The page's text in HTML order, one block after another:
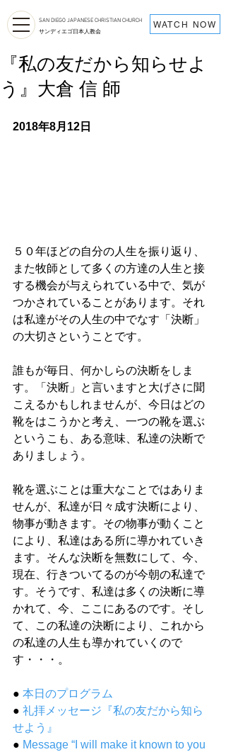
SAN DIEGO JAPANESE CHRISTIAN CHURCH
サンディエゴ日本人教会
WATCH NOW
『私の友だから知らせよ
う』大倉 信 師
2018年8月12日
５０年ほどの自分の人生を振り返り、
また牧師として多くの方達の人生と接
する機会が与えられている中で、気が
つかされていることがあります。それ
は私達がその人生の中でなす「決断」
の大切さということです。
誰もが毎日、何かしらの決断をしま
す。「決断」と言いますと大げさに聞
こえるかもしれませんが、今日はどの
靴をはこうかと考え、一つの靴を選ぶ
というこも、ある意味、私達の決断で
ありましょう。
靴を選ぶことは重大なことではありま
せんが、私達が日々成す決断により、
物事が動きます。その物事が動くこと
により、私達はある所に導かれていき
ます。そんな決断を無数にして、今、
現在、行きついてるのが今朝の私達で
す。そうです、私達は多くの決断に導
かれて、今、ここにあるのです。そし
て、この私達の決断により、これから
の私達の人生も導かれていくので
す・・・。
● 本日のプログラム
● 礼拝メッセージ『私の友だから知ら
せよう』
● Message “I will make it known to you